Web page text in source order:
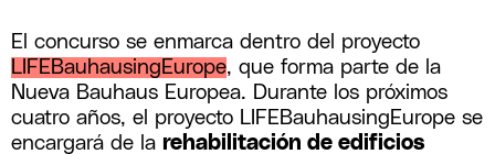
El concurso se enmarca dentro del proyecto
LIFEBauhausingEurope, que forma parte de la
Nueva Bauhaus Europea. Durante los próximos
cuatro años, el proyecto LIFEBauhausingEurope se
encargará de la rehabilitación de edificios